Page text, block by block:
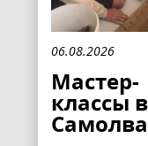
06.08.2026
Мастер-
классы
Самолва